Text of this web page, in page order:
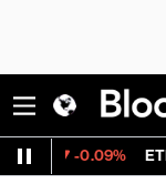
ETH/USD